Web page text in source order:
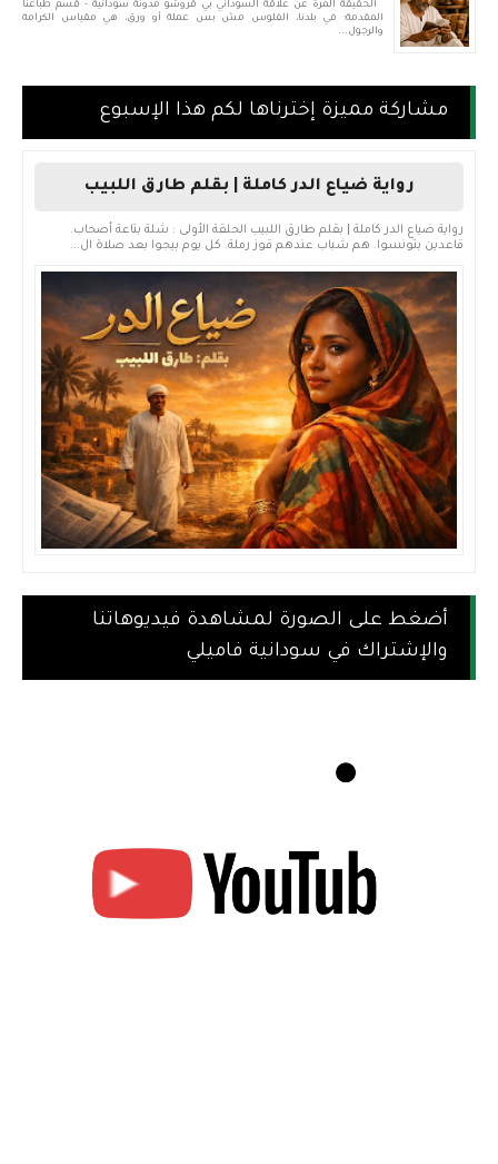
الحقيقة المرة عن علاقة السوداني بي قروشو مدونة سودانية - قسم طباعنا
المقدمة: في بلدنا، الفلوس مش بس عملة أو ورق، هي مقياس الكرامة
والرجول...
مشاركة مميزة إخترناها لكم هذا الإسبوع
رواية ضياع الدر كاملة | بقلم طارق اللبيب
رواية ضياع الدر كاملة | بقلم طارق اللبيب الحلقة الأولى : شلة بتاعة أصحاب.
قاعدين بتونسوا. هم شباب عندهم قوز رملة. كل يوم بيجوا بعد صلاة ال...
أضغط على الصورة لمشاهدة فيديوهاتنا
والإشتراك في سودانية فاميلي